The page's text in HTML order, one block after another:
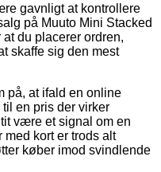
gavnligt at kontrollere
på Muuto Mini Stacked
du placerer ordren,
skaffe sig den mest
på, at ifald en online
en pris der virker
være et signal om en
med kort er trods alt
køber imod svindlende